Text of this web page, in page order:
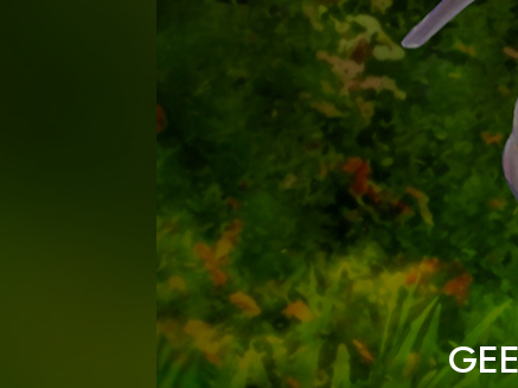
Wat scientologen
Scientology
Maak kennis met
Binnen in een Kerk
De
Een Inleiding tot
Liefde en Haat –
Wat is Grootheid?